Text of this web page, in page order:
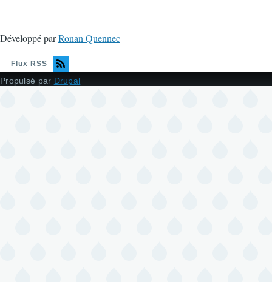
Développé parRonan Quennec
Flux RSS
Propulsé par Drupal